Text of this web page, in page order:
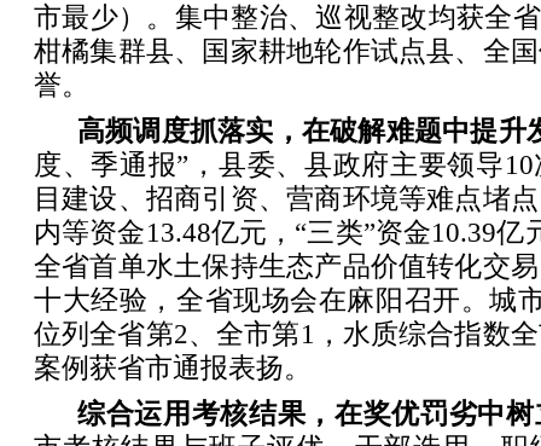
市最少）。集中整治、巡视整改均获全
柑橘集群县、国家耕地轮作试点县、全
誉。
高频调度抓落实，在破解难题中提升
度、季通报”，县委、县政府主要领导
目建设、招商引资、营商环境等难点堵
内等资金13.48亿元，“三类”资金10.39
全省首单水土保持生态产品价值转化交
十大经验，全省现场会在麻阳召开。城
位列全省第2、全市第1，水质综合指数
案例获省市通报表扬。
综合运用考核结果，在奖优罚劣中